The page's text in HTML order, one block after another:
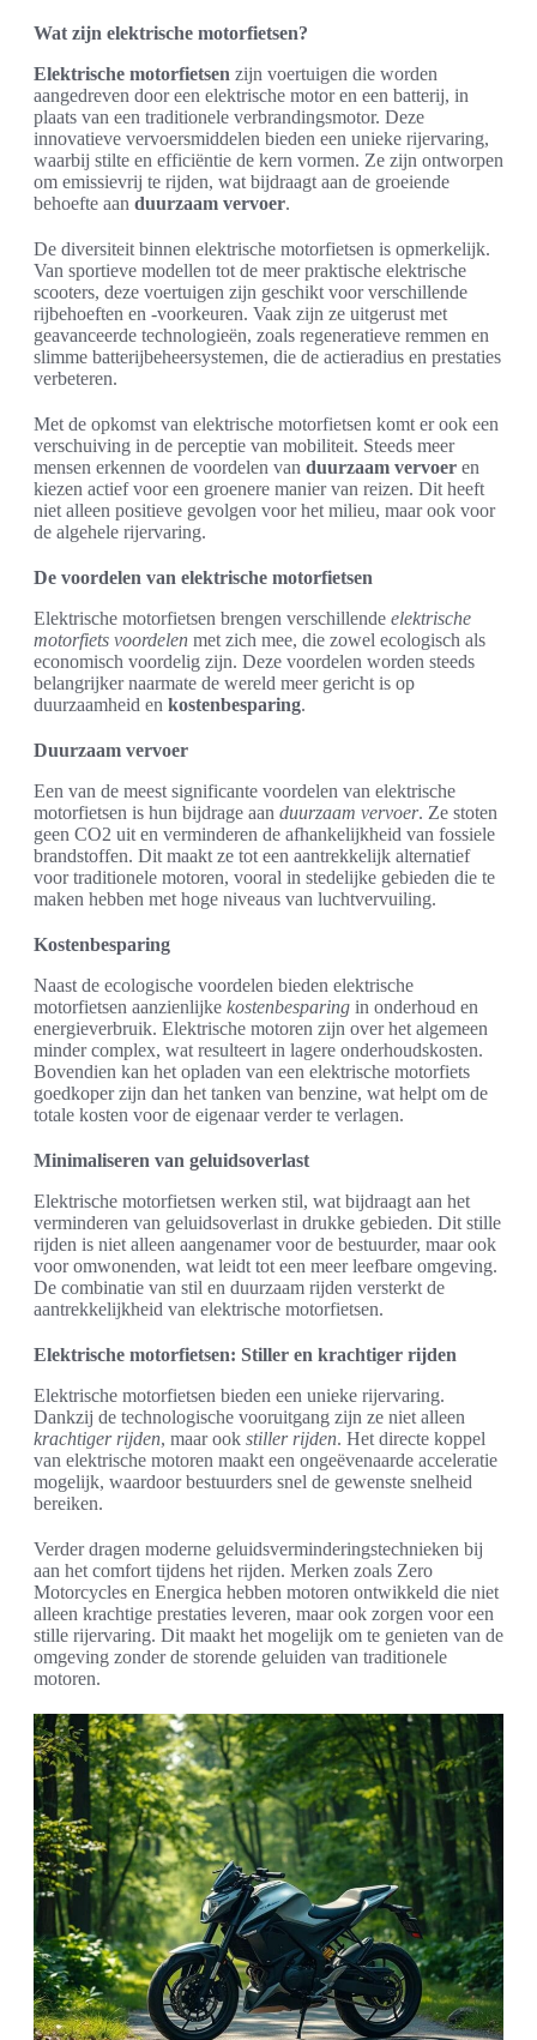
Wat zijn elektrische motorfietsen?
Elektrische motorfietsen zijn voertuigen die worden
aangedreven door een elektrische motor en een batterij, in
plaats van een traditionele verbrandingsmotor. Deze
innovatieve vervoersmiddelen bieden een unieke rijervaring,
waarbij stilte en efficiëntie de kern vormen. Ze zijn ontworpen
om emissievrij te rijden, wat bijdraagt aan de groeiende
behoefte aan duurzaam vervoer.
De diversiteit binnen elektrische motorfietsen is opmerkelijk.
Van sportieve modellen tot de meer praktische elektrische
scooters, deze voertuigen zijn geschikt voor verschillende
rijbehoeften en -voorkeuren. Vaak zijn ze uitgerust met
geavanceerde technologieën, zoals regeneratieve remmen en
slimme batterijbeheersystemen, die de actieradius en prestaties
verbeteren.
Met de opkomst van elektrische motorfietsen komt er ook een
verschuiving in de perceptie van mobiliteit. Steeds meer
mensen erkennen de voordelen van duurzaam vervoer en
kiezen actief voor een groenere manier van reizen. Dit heeft
niet alleen positieve gevolgen voor het milieu, maar ook voor
de algehele rijervaring.
De voordelen van elektrische motorfietsen
Elektrische motorfietsen brengen verschillende elektrische
motorfiets voordelen met zich mee, die zowel ecologisch als
economisch voordelig zijn. Deze voordelen worden steeds
belangrijker naarmate de wereld meer gericht is op
duurzaamheid en kostenbesparing.
Duurzaam vervoer
Een van de meest significante voordelen van elektrische
motorfietsen is hun bijdrage aan duurzaam vervoer. Ze stoten
geen CO2 uit en verminderen de afhankelijkheid van fossiele
brandstoffen. Dit maakt ze tot een aantrekkelijk alternatief
voor traditionele motoren, vooral in stedelijke gebieden die te
maken hebben met hoge niveaus van luchtvervuiling.
Kostenbesparing
Naast de ecologische voordelen bieden elektrische
motorfietsen aanzienlijke kostenbesparing in onderhoud en
energieverbruik. Elektrische motoren zijn over het algemeen
minder complex, wat resulteert in lagere onderhoudskosten.
Bovendien kan het opladen van een elektrische motorfiets
goedkoper zijn dan het tanken van benzine, wat helpt om de
totale kosten voor de eigenaar verder te verlagen.
Minimaliseren van geluidsoverlast
Elektrische motorfietsen werken stil, wat bijdraagt aan het
verminderen van geluidsoverlast in drukke gebieden. Dit stille
rijden is niet alleen aangenamer voor de bestuurder, maar ook
voor omwonenden, wat leidt tot een meer leefbare omgeving.
De combinatie van stil en duurzaam rijden versterkt de
aantrekkelijkheid van elektrische motorfietsen.
Elektrische motorfietsen: Stiller en krachtiger rijden
Elektrische motorfietsen bieden een unieke rijervaring.
Dankzij de technologische vooruitgang zijn ze niet alleen
krachtiger rijden, maar ook stiller rijden. Het directe koppel
van elektrische motoren maakt een ongeëvenaarde acceleratie
mogelijk, waardoor bestuurders snel de gewenste snelheid
bereiken.
Verder dragen moderne geluidsverminderingstechnieken bij
aan het comfort tijdens het rijden. Merken zoals Zero
Motorcycles en Energica hebben motoren ontwikkeld die niet
alleen krachtige prestaties leveren, maar ook zorgen voor een
stille rijervaring. Dit maakt het mogelijk om te genieten van de
omgeving zonder de storende geluiden van traditionele
motoren.